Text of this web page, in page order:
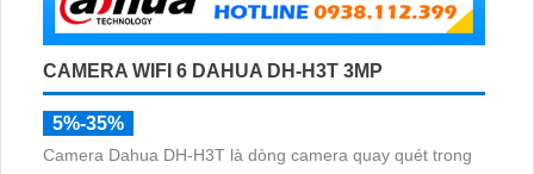
CAMERA WIFI 6 DAHUA DH-H3T 3MP
5%-35%
Camera Dahua DH-H3T là dòng camera quay quét trong